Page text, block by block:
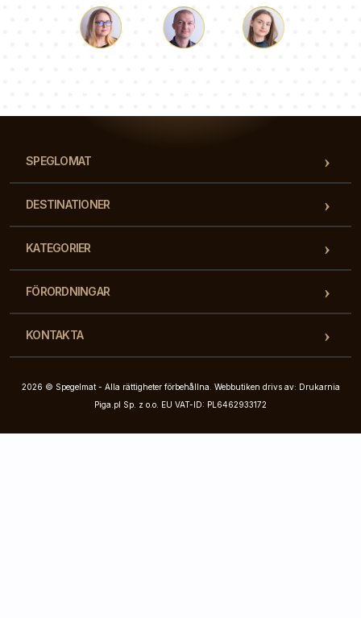
SPEGLOMAT
DESTINATIONER
KATEGORIER
FÖRORDNINGAR
KONTAKTA
2026 © Spegelmat - Alla rättigheter förbehållna. Webbutiken drivs av: Drukarnia
Piga.pl Sp. z o.o. EU VAT-ID: PL6462933172